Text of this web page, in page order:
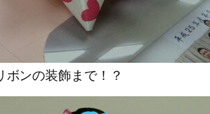
ンの装飾まで！？